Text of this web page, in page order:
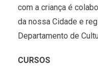
com a criança é
da nossa Cidade e
Departamento de
CURSOS